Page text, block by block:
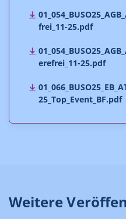
frei_11-25.pdf
erefrei_11-25.pdf
25_Top_Event_BF.pdf
Weitere